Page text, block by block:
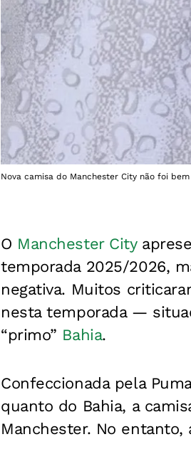
Nova camisa do Manchester City não foi
O Manchester City
temporada 2025/2026,
negativa. Muitos
nesta temporada —
“primo” Bahia.
Confeccionada pela
quanto do Bahia, a
Manchester. No